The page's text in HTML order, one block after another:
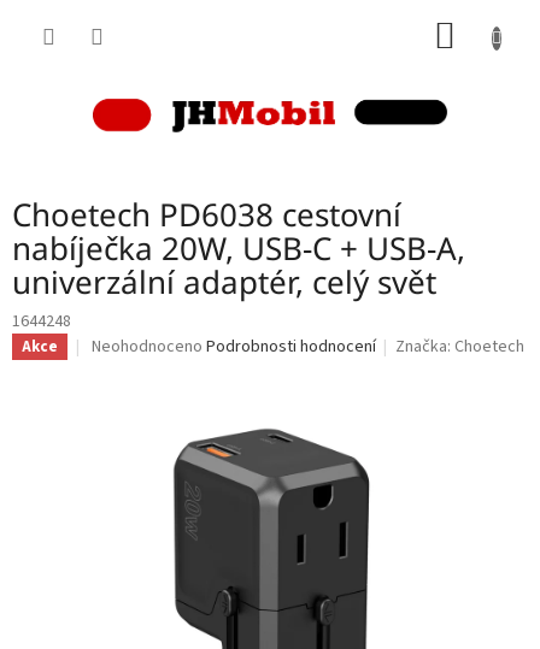
Choetech PD6038 cestovní
nabíječka 20W, USB-C + USB-A,
univerzální adaptér, celý svět
1644248
Akce
Průměrné
Neohodnoceno Podrobnosti hodnocení Značka: Choetech